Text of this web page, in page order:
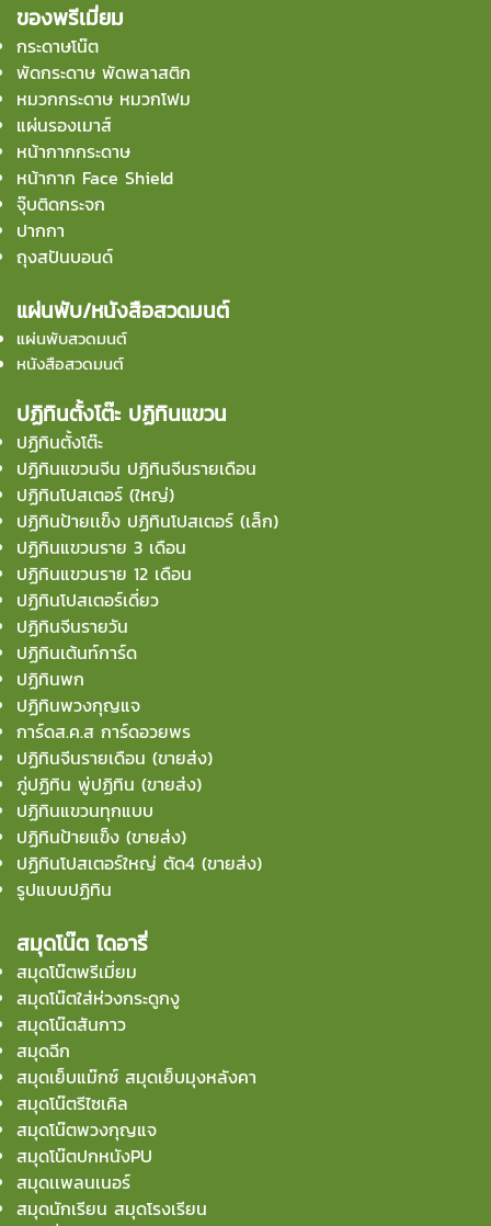
ของพรีเมี่ยม
กระดาษโน๊ต
พัดกระดาษ พัดพลาสติก
หมวกกระดาษ หมวกโฟม
แผ่นรองเมาส์
หน้ากากกระดาษ
หน้ากาก Face Shield
จุ๊บติดกระจก
ปากกา
ถุงสปันบอนด์
แผ่นพับ/หนังสือสวดมนต์
แผ่นพับสวดมนต์
หนังสือสวดมนต์
ปฏิทินตั้งโต๊ะ ปฏิทินแขวน
ปฏิทินตั้งโต๊ะ
ปฏิทินแขวนจีน ปฏิทินจีนรายเดือน
ปฏิทินโปสเตอร์ (ใหญ่)
ปฏิทินป้ายเเข็ง ปฏิทินโปสเตอร์ (เล็ก)
ปฏิทินแขวนราย 3 เดือน
ปฏิทินแขวนราย 12 เดือน
ปฏิทินโปสเตอร์เดี่ยว
ปฏิทินจีนรายวัน
ปฏิทินเต้นท์การ์ด
ปฏิทินพก
ปฏิทินพวงกุญแจ
การ์ดส.ค.ส การ์ดอวยพร
ปฏิทินจีนรายเดือน (ขายส่ง)
ภู่ปฏิทิน พู่ปฏิทิน (ขายส่ง)
ปฏิทินแขวนทุกแบบ
ปฏิทินป้ายแข็ง (ขายส่ง)
ปฏิทินโปสเตอร์ใหญ่ ตัด4 (ขายส่ง)
รูปแบบปฏิทิน
สมุดโน๊ต ไดอารี่
สมุดโน๊ตพรีเมี่ยม
สมุดโน๊ตใส่ห่วงกระดูกงู
สมุดโน๊ตสันกาว
สมุดฉีก
สมุดเย็บแม๊กซ์ สมุดเย็บมุงหลังคา
สมุดโน๊ตรีไซเคิล
สมุดโน๊ตพวงกุญแจ
สมุดโน๊ตปกหนังPU
สมุดเเพลนเนอร์
สมุดนักเรียน สมุดโรงเรียน